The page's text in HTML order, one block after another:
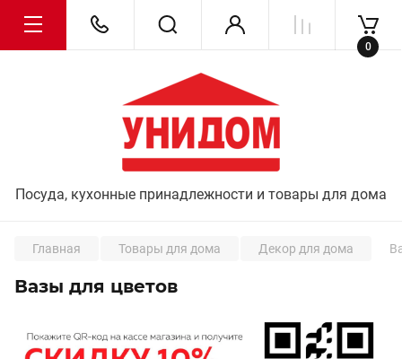
Посуда, кухонные принадлежности и товары для дома
0
Главная Товары для дома Декор для дома
Вазы для цветов